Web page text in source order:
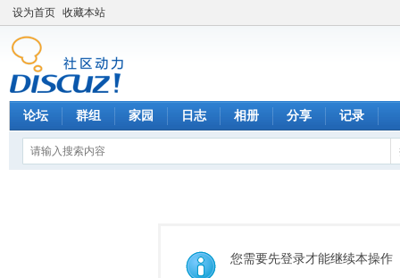
设为首页 收藏本站
论坛 群组 家园 日志 相册 分享 记录
您需要先登录才能继续本操作